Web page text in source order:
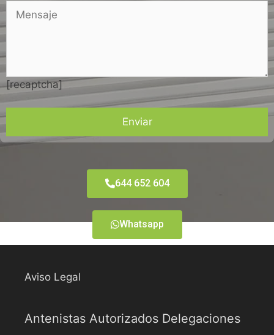
[recaptcha]
644 652 604
Whatsapp
Aviso Legal
Antenistas Autorizados Delegaciones